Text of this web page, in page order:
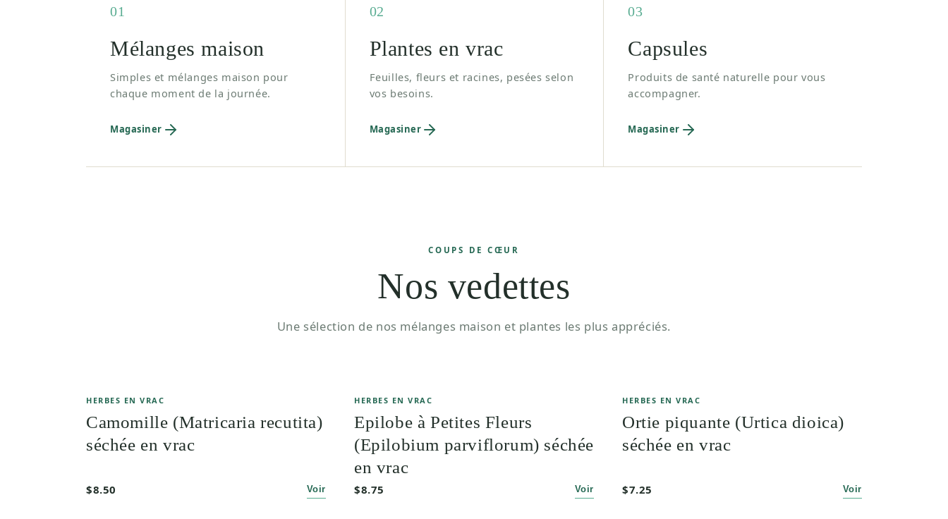
01
Mélanges maison
Simples et mélanges maison pour
chaque moment de la journée.
Magasiner
02
Plantes en vrac
Feuilles, fleurs et racines, pesées selon
vos besoins.
Magasiner
03
Capsules
Produits de santé naturelle pour vous
accompagner.
Magasiner
COUPS DE CŒUR
Nos vedettes
Une sélection de nos mélanges maison et plantes les plus appréciés.
HERBES EN VRAC
Camomille (Matricaria recutita)
séchée en vrac
$8.50 Voir
HERBES EN VRAC
Epilobe à Petites Fleurs
(Epilobium parviflorum) séchée
en vrac
$8.75 Voir
HERBES EN VRAC
Ortie piquante (Urtica dioica)
séchée en vrac
$7.25 Voir